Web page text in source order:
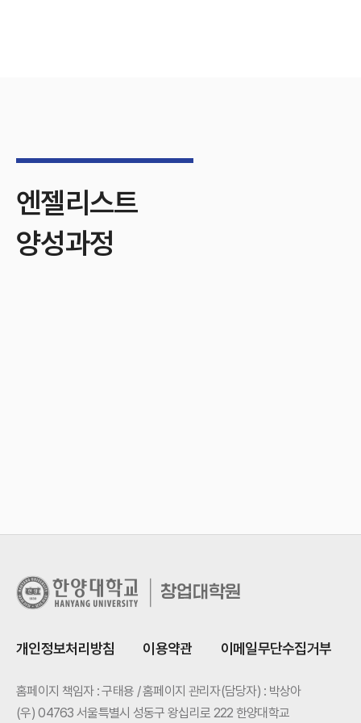
엔젤리스트
양성과정
개인정보처리방침 이용약관 이메일무단수집거부
홈페이지 책임자 : 구태용 / 홈페이지 관리자(담당자) : 박상아
(우) 04763 서울특별시 성동구 왕십리로 222 한양대학교